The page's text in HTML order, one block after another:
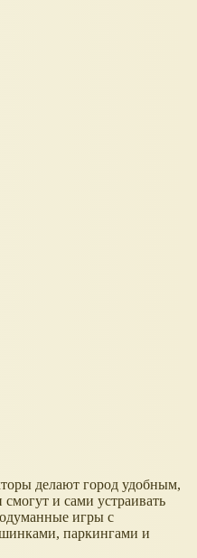
делают город удобным,
и сами устраивать
игры с
паркингами и